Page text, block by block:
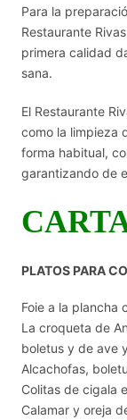
Para la
Restaurante
primera calidad
sana.
El Restaurante
como la limpieza
forma habitual,
garantizando de
PLATOS PARA
Foie a la plancha
La croqueta de
boletus y de ave
Alcachofas,
Colitas de cigala
Calamar y oreja